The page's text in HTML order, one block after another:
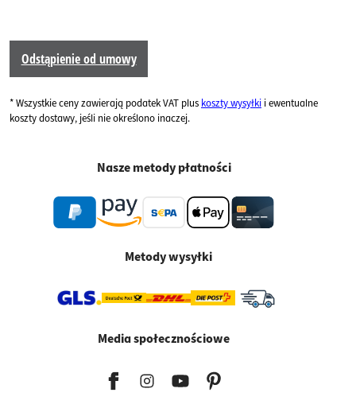
Odstąpienie od umowy
* Wszystkie ceny zawierają podatek VAT plus koszty wysyłki i ewentualne
koszty dostawy, jeśli nie określono inaczej.
Nasze metody płatności
Metody wysyłki
Media społecznościowe